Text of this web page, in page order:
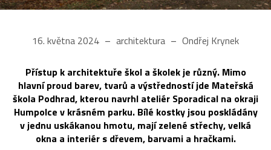
16. května 2024 architektura Ondřej Krynek
Přístup k architektuře škol a školek je různý. Mimo
hlavní proud barev, tvarů a výstředností jde Mateřská
škola Podhrad, kterou navrhl ateliér Sporadical na okraji
Humpolce v krásném parku. Bílé kostky jsou poskládány
v jednu uskákanou hmotu, mají zelené střechy, velká
okna a interiér s dřevem, barvami a hračkami.